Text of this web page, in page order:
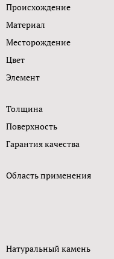
Происхождение
Материал
Месторождение
Цвет
Элемент
Толщина
Поверхность
Гарантия качества
Область применения
Натуральный камень